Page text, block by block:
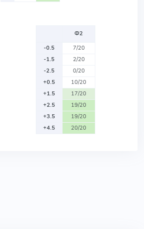
Ф2
-0.5
7/20
-1.5
2/20
-2.5
0/20
+0.5
10/20
+1.5
17/20
+2.5
19/20
+3.5
19/20
+4.5
20/20